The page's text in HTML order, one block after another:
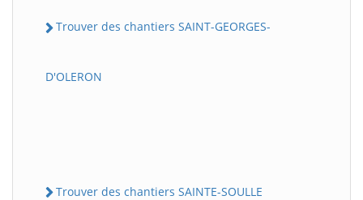
Trouver des chantiers SAINT-GEORGES-
D'OLERON
Trouver des chantiers SAINTE-SOULLE